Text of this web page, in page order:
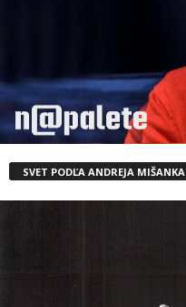
SVET PODĽA ANDREJA MIŠANKA